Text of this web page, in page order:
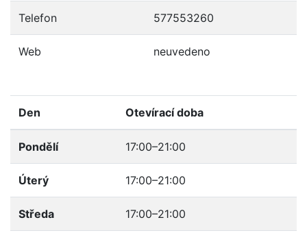
Telefon 577553260
Web neuvedeno
Den Otevírací doba
Pondělí 17:00–21:00
Úterý 17:00–21:00
Středa 17:00–21:00